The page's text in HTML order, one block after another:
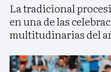
La tradicional
en una de las
multitudinarias del